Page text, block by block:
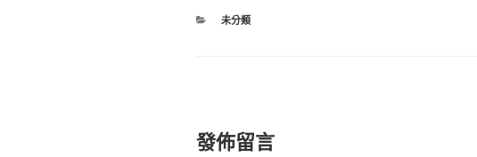
分
未分類
發佈留言